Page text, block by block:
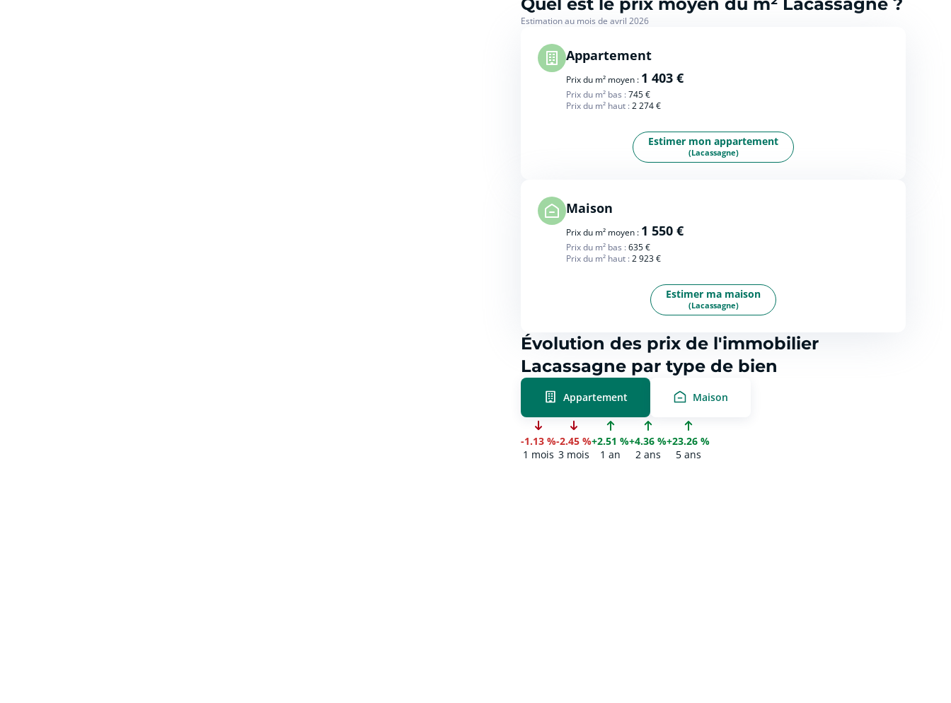
Estimation au mois de avril 2026
Appartement
Prix du m² moyen : 1 403 €
Prix du m² bas :745 €
Prix du m² haut :2 274 €
Estimer mon appartement
(Lacassagne)
Maison
Prix du m² moyen : 1 550 €
Prix du m² bas :635 €
Prix du m² haut :2 923 €
Estimer ma maison
(Lacassagne)
Évolution des prix de l'immobilier
Lacassagne par type de bien
Appartement Maison
-1.13 %
1 mois
-2.45 %
3 mois
+2.51 %
1 an
+4.36 %
2 ans
+23.26 %
5 ans